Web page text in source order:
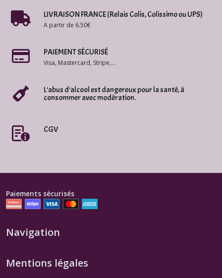
LIVRAISON FRANCE (Relais Colis, Colissimo ou UPS)
A partir de 6.50€
PAIEMENT SÉCURISÉ
Visa, Mastercard, Stripe,...
L'abus d'alcool est dangereux pour la santé, à
consommer avec modération.
CGV
Paiements sécurisés
Navigation
Mentions légales